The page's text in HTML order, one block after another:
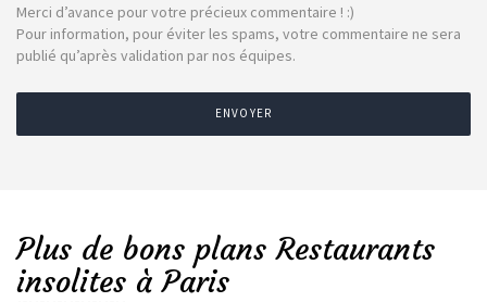
Merci d’avance pour votre précieux commentaire ! :)
Pour information, pour éviter les spams, votre commentaire ne sera
publié qu’après validation par nos équipes.
ENVOYER
Plus de bons plans Restaurants
insolites à Paris